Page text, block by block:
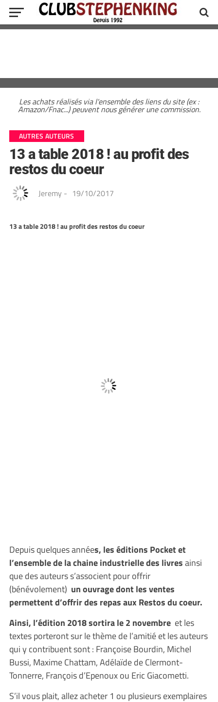
Les achats réalisés via l'ensemble des liens du site (ex :
Amazon/Fnac...) peuvent nous générer une commission.
AUTRES AUTEURS
13 a table 2018 ! au profit des
restos du coeur
Jeremy - 19/10/2017
13 a table 2018 ! au profit des restos du coeur
Depuis quelques années, les éditions Pocket et
l’ensemble de la chaine industrielle des livresainsi
que des auteurs s’associent pour offrir
(bénévolement) un ouvrage dont les ventes
permettent d’offrir des repas aux Restos du coeur.
Ainsi, l’édition 2018 sortira le 2 novembre et les
textes porteront sur le thème de l’amitié et les auteurs
qui y contribuent sont : Françoise Bourdin, Michel
Bussi, Maxime Chattam, Adélaïde de Clermont-
Tonnerre, François d’Epenoux ou Eric Giacometti.
S’il vous plait, allez acheter 1 ou plusieurs exemplaires